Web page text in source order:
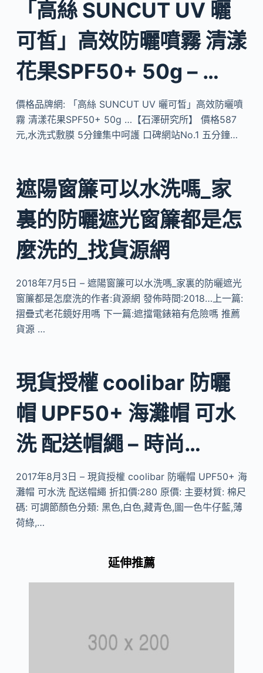
「高絲 SUNCUT UV 曬
可皙」高效防曬噴霧 清漾
花果SPF50+ 50g – …
價格品牌網: 「高絲 SUNCUT UV 曬可皙」高效防曬噴
霧 清漾花果SPF50+ 50g …【石澤研究所】 價格587
元,水洗式敷膜 5分鐘集中呵護 口碑網站No.1 五分鐘…
遮陽窗簾可以水洗嗎_家
裏的防曬遮光窗簾都是怎
麼洗的_找貨源網
2018年7月5日 – 遮陽窗簾可以水洗嗎_家裏的防曬遮光
窗簾都是怎麼洗的作者:貨源網 發佈時間:2018…上一篇:
摺疊式老花鏡好用嗎 下一篇:遮擋電錶箱有危險嗎 推薦
貨源 …
現貨授權 coolibar 防曬
帽 UPF50+ 海灘帽 可水
洗 配送帽繩 – 時尚…
2017年8月3日 – 現貨授權 coolibar 防曬帽 UPF50+ 海
灘帽 可水洗 配送帽繩 折扣價:280 原價: 主要材質: 棉尺
碼: 可調節顏色分類: 黑色,白色,藏青色,圖一色牛仔藍,薄
荷綠,…
延伸推薦